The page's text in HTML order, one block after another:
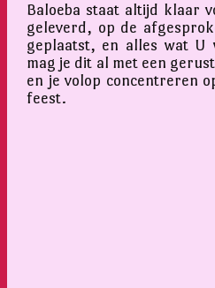
Baloeba staat altijd klaar
geleverd, op de
geplaatst, en alles wat U
mag je dit al met een
en je volop concentreren
feest.